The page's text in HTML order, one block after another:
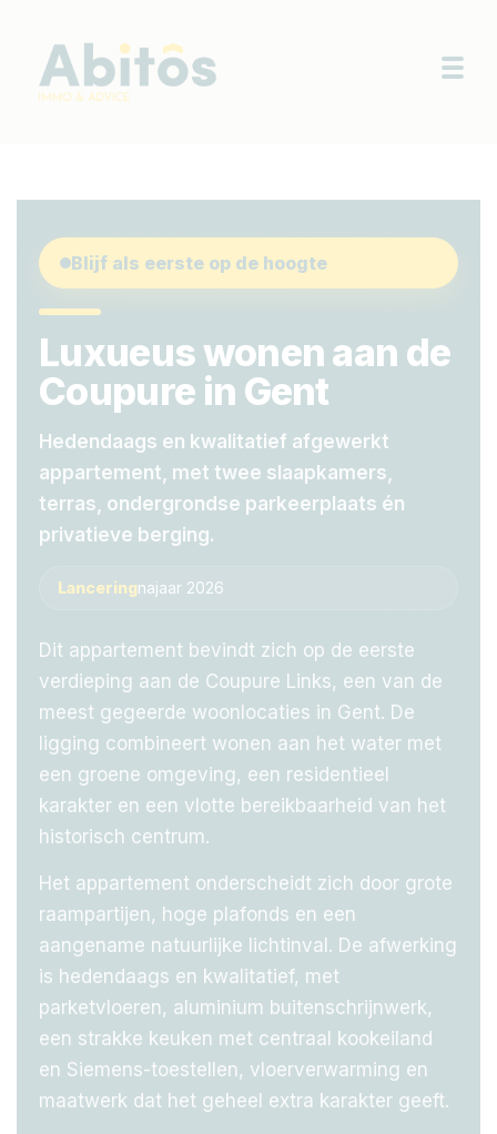
Blijf als eerste op de hoogte
Luxueus wonen aan de
Coupure in Gent
Hedendaags en kwalitatief afgewerkt
appartement, met twee slaapkamers,
terras, ondergrondse parkeerplaats én
privatieve berging.
Lanceringnajaar 2026
Dit appartement bevindt zich op de eerste
verdieping aan de Coupure Links, een van de
meest gegeerde woonlocaties in Gent. De
ligging combineert wonen aan het water met
een groene omgeving, een residentieel
karakter en een vlotte bereikbaarheid van het
historisch centrum.
Het appartement onderscheidt zich door grote
raampartijen, hoge plafonds en een
aangename natuurlijke lichtinval. De afwerking
is hedendaags en kwalitatief, met
parketvloeren, aluminium buitenschrijnwerk,
een strakke keuken met centraal kookeiland
en Siemens-toestellen, vloerverwarming en
maatwerk dat het geheel extra karakter geeft.